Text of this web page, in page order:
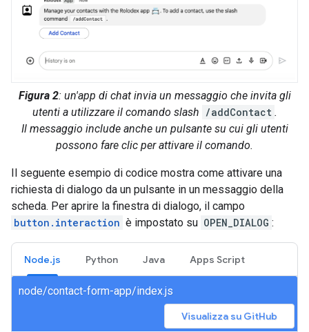
Figura 2: un'app di chat invia un messaggio che invita gli
utenti a utilizzare il comando slash /addContact .
Il messaggio include anche un pulsante su cui gli utenti
possono fare clic per attivare il comando.
Il seguente esempio di codice mostra come attivare una
richiesta di dialogo da un pulsante in un messaggio della
scheda. Per aprire la finestra di dialogo, il campo
button.interaction è impostato su OPEN_DIALOG :
Node.js Python Java Apps Script
node/contact-form-app/index.js
Visualizza su GitHub